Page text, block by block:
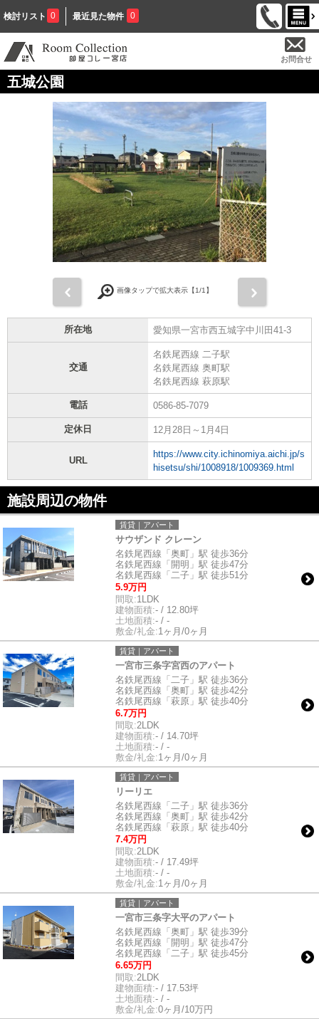
検討リスト 0 最近見た物件 0
お問合せ
五城公園
画像タップで拡大表示【1/1】
所在地 愛知県一宮市西五城字中川田41-3
交通
名鉄尾西線 二子駅
名鉄尾西線 奥町駅
名鉄尾西線 萩原駅
電話 0586-85-7079
定休日 12月28日～1月4日
URL
https://www.city.ichinomiya.aichi.jp/s
hisetsu/shi/1008918/1009369.html
施設周辺の物件
賃貸｜アパート
サウザンド クレーン
名鉄尾西線「奥町」駅 徒歩36分
名鉄尾西線「開明」駅 徒歩47分
名鉄尾西線「二子」駅 徒歩51分
5.9万円
間取:1LDK
建物面積:- / 12.80坪
土地面積:- / -
敷金/礼金:1ヶ月/0ヶ月
賃貸｜アパート
一宮市三条字宮西のアパート
名鉄尾西線「二子」駅 徒歩36分
名鉄尾西線「奥町」駅 徒歩42分
名鉄尾西線「萩原」駅 徒歩40分
6.7万円
間取:2LDK
建物面積:- / 14.70坪
土地面積:- / -
敷金/礼金:1ヶ月/0ヶ月
賃貸｜アパート
リーリエ
名鉄尾西線「二子」駅 徒歩36分
名鉄尾西線「奥町」駅 徒歩42分
名鉄尾西線「萩原」駅 徒歩40分
7.4万円
間取:2LDK
建物面積:- / 17.49坪
土地面積:- / -
敷金/礼金:1ヶ月/0ヶ月
賃貸｜アパート
一宮市三条字大平のアパート
名鉄尾西線「奥町」駅 徒歩39分
名鉄尾西線「開明」駅 徒歩47分
名鉄尾西線「二子」駅 徒歩45分
6.65万円
間取:2LDK
建物面積:- / 17.53坪
土地面積:- / -
敷金/礼金:0ヶ月/10万円